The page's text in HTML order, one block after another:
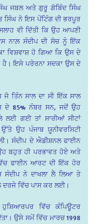
ਜਬਲ ਅਤੇ ਗੁਰੂ ਗੋਬਿੰਦ ਸਿੰਘ
ਸਿੰਘ ਨੇ ਇਸ ਪੇਂਟਿੰਗ ਦੀ ਭਰਪੂਰ
ਵੀ ਦਿੱਤੀ ਕਿ ਉਹ ਆਪਣੀ
ਨਾਲ਼ ਸੰਦੀਪ ਦੀ ਸੋਚ ਨੂੰ ਇੱਕ
ਵਿਸ਼ਵਾਸ਼ ਹੋ ਗਿਆ ਕਿ ਉਸ ਦੇ
ਇਸੇ ਪਰੇਰਨਾ ਸਦਕਾ ਉਸ ਦੇ
ਤਿੰਨ ਸਾਲ ਦਾ ਸੀ ਇੱਕ ਸਾਲ
ਦੇ 85% ਨੰਬਰ ਸਨ, ਜਦੋਂ ਉਹ
ਲਈ ਗਈ ਤਾਂ ਸਾਰੀਆਂ ਸੀਟਾਂ
ਉਹ ਪੰਜਾਬ ਯੂਨੀਵਰਸਿਟੀ
ਸੰਦੀਪ ਦੇ ਐਡੀਸ਼ਨਲ ਫਾਈਨ
ਬਹੁਤ ਹੀ ਪਰਭਾਵਤ ਹੋਏ ਅਤੇ
ਫਾਈਨ ਆਰਟ ਦੀ ਇੱਕ ਹੋਰ
ਸੰਦੀਪ ਨੇ ਦਾਖਲਾ ਲੈ ਲਿਆ ਤੇ
ਦਰਜੇ ਵਿੱਚ ਪਾਸ ਕਰ ਲਈ।
ਵਿੱਚ ਕੰਪਿਊਟਰ
ਉਸੇ ਸਮੇਂ ਵਿੱਚ ਮਾਰਚ 1998